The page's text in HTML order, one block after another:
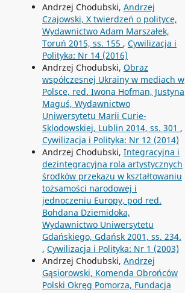
Andrzej Chodubski, Andrzej
Czajowski, X twierdzeń o polityce,
Wydawnictwo Adam Marszałek,
Toruń 2015, ss. 155 , Cywilizacja i
Polityka: Nr 14 (2016)
Andrzej Chodubski, Obraz
współczesnej Ukrainy w mediach w
Polsce, red. Iwona Hofman, Justyna
Maguś, Wydawnictwo
Uniwersytetu Marii Curie-
Sklodowskiej, Lublin 2014, ss. 301 ,
Cywilizacja i Polityka: Nr 12 (2014)
Andrzej Chodubski, Integracyjna i
dezintegracyjna rola artystycznych
środków przekazu w kształtowaniu
tożsamości narodowej i
jednoczeniu Europy, pod red.
Bohdana Dziemidoka,
Wydawnictwo Uniwersytetu
Gdańskiego, Gdańsk 2001, ss. 234.
, Cywilizacja i Polityka: Nr 1 (2003)
Andrzej Chodubski, Andrzej
Gąsiorowski, Komenda Obrońców
Polski Okręg Pomorza, Fundacja